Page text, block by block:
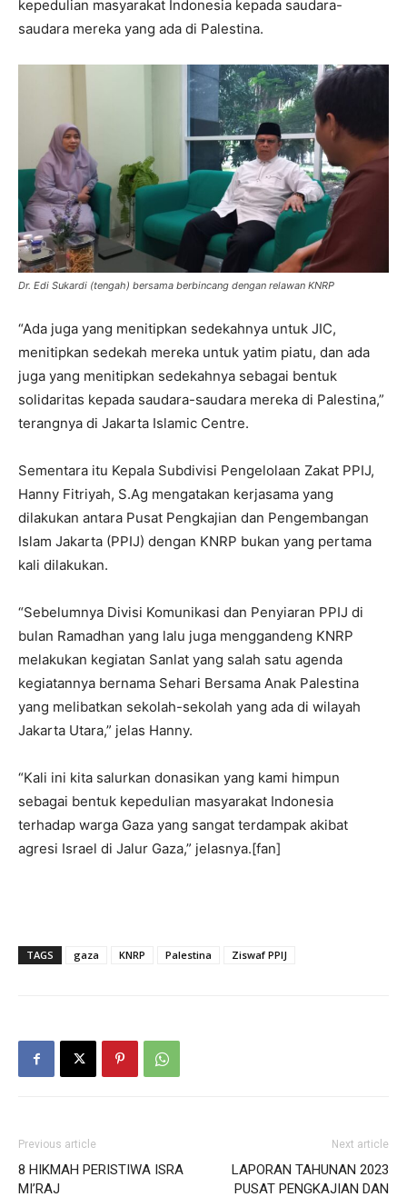
kepedulian masyarakat Indonesia kepada saudara-
saudara mereka yang ada di Palestina.
Dr. Edi Sukardi (tengah) bersama berbincang dengan relawan KNRP
“Ada juga yang menitipkan sedekahnya untuk JIC,
menitipkan sedekah mereka untuk yatim piatu, dan ada
juga yang menitipkan sedekahnya sebagai bentuk
solidaritas kepada saudara-saudara mereka di Palestina,”
terangnya di Jakarta Islamic Centre.
Sementara itu Kepala Subdivisi Pengelolaan Zakat PPIJ,
Hanny Fitriyah, S.Ag mengatakan kerjasama yang
dilakukan antara Pusat Pengkajian dan Pengembangan
Islam Jakarta (PPIJ) dengan KNRP bukan yang pertama
kali dilakukan.
“Sebelumnya Divisi Komunikasi dan Penyiaran PPIJ di
bulan Ramadhan yang lalu juga menggandeng KNRP
melakukan kegiatan Sanlat yang salah satu agenda
kegiatannya bernama Sehari Bersama Anak Palestina
yang melibatkan sekolah-sekolah yang ada di wilayah
Jakarta Utara,” jelas Hanny.
“Kali ini kita salurkan donasikan yang kami himpun
sebagai bentuk kepedulian masyarakat Indonesia
terhadap warga Gaza yang sangat terdampak akibat
agresi Israel di Jalur Gaza,” jelasnya.[fan]
TAGS gaza KNRP Palestina Ziswaf PPIJ
Previous article
8 HIKMAH PERISTIWA ISRA
MI’RAJ
Next article
LAPORAN TAHUNAN 2023
PUSAT PENGKAJIAN DAN